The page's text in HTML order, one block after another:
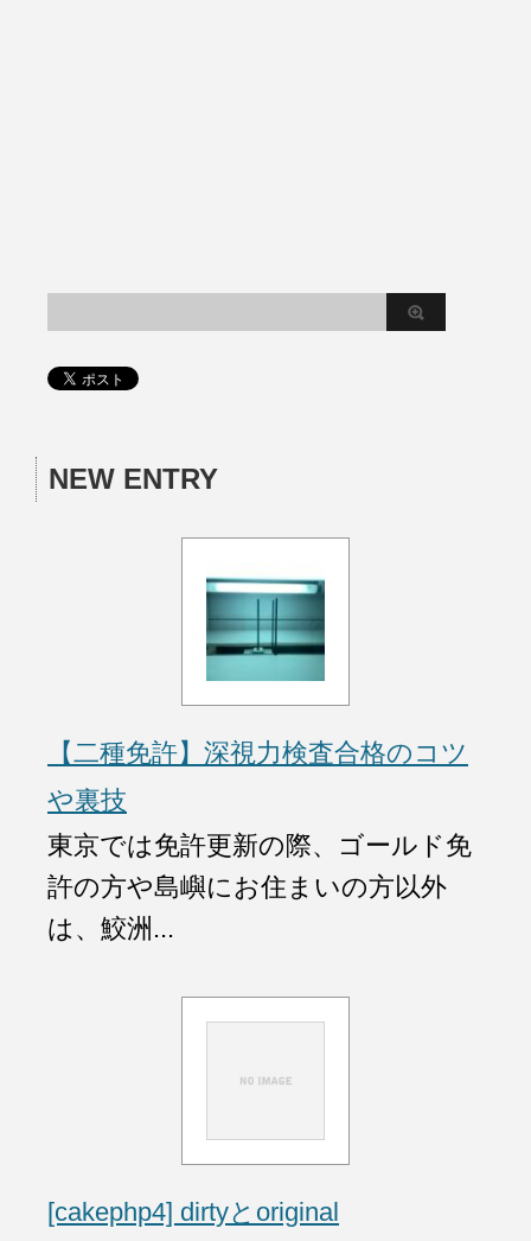
NEW ENTRY
【二種免許】深視力検査合格のコツ
や裏技
東京では免許更新の際、ゴールド免
許の方や島嶼にお住まいの方以外
は、鮫洲...
[cakephp4] dirtyとoriginal